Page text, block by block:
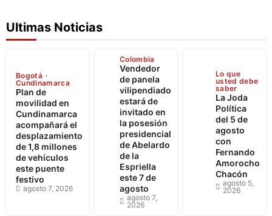
Ultimas Noticias
Bogotá
Cundinamarca
Plan de
movilidad en
Cundinamarca
acompañará el
desplazamiento
de 1,8 millones
de vehículos
este puente
festivo
agosto 7, 2026
Colombia
Vendedor
de panela
vilipendiado
estará de
invitado en
la posesión
presidencial
de Abelardo
de la
Espriella
este 7 de
agosto
agosto 7,
2026
Lo que
usted debe
saber
La Joda
Política
del 5 de
agosto
con
Fernando
Amorocho
Chacón
agosto 5,
2026